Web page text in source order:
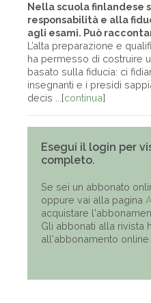
Nella scuola finlandese
responsabilità e alla
agli esami. Può
L’alta preparazione e
ha permesso di costruire
basato sulla fiducia: ci
insegnanti e i presidi
decis ...[continua]
Esegui il login per
completo.
Se sei un abbonato
oppure vai alla pagina
acquistare
Gli abbonati alla rivista
all'abbonamento online